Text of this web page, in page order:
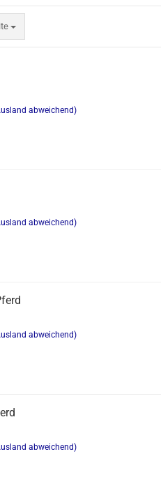
abweichend)
abweichend)
abweichend)
abweichend)